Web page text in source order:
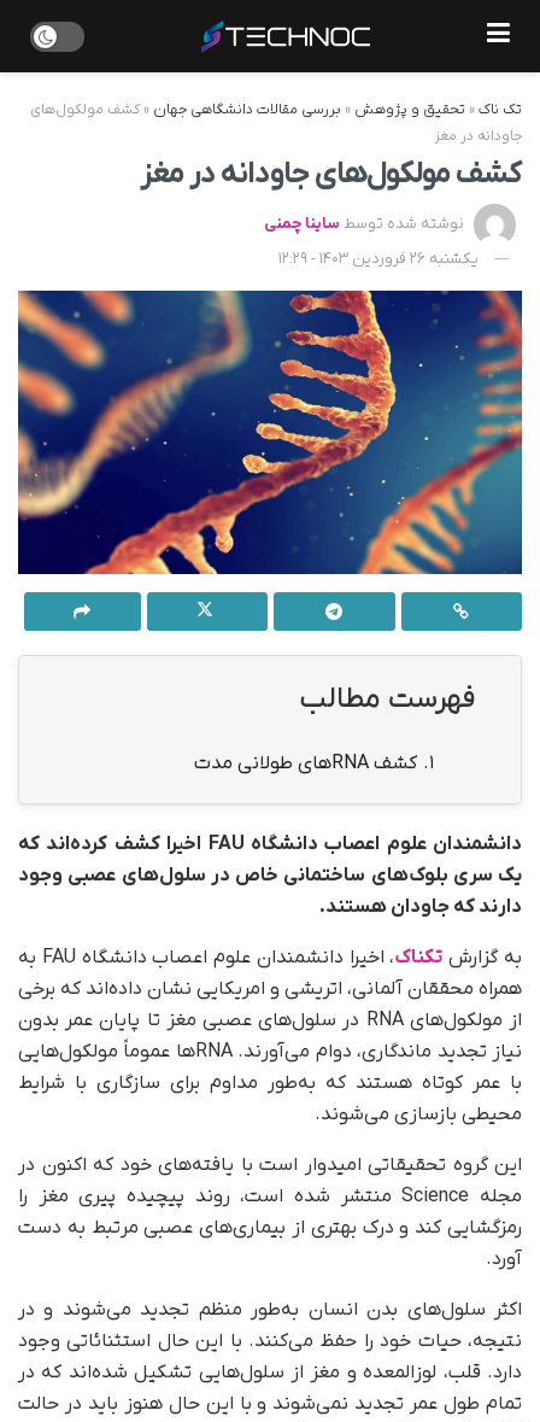
تک ناک» تحقیق و پژوهش » بررسی مقالات دانشگاهی جهان »کشف مولکول‌های
جاودانه در مغز
کشف مولکول‌های جاودانه در مغز
نوشته شده توسط ساینا چمنی
یکشنبه 26 فروردین 1403 - 12:29
فهرست مطالب
1. کشف RNAهای طولانی مدت
دانشمندان علوم اعصاب دانشگاه FAU اخیرا کشف کرده‌اند که
یک سری بلوک‌های ساختمانی خاص در سلول‌های عصبی وجود
دارند که جاودان هستند.
به گزارش تکناک
، اخیرا دانشمندان علوم اعصاب دانشگاه FAU به
همراه محققان آلمانی، اتریشی و امریکایی نشان داده‌اند که برخی
از مولکول‌های RNA در سلول‌های عصبی مغز تا پایان عمر بدون
نیاز تجدید ماندگاری، دوام می‌آورند. RNAها عموماً مولکول‌هایی
با عمر کوتاه هستند که به‌طور مداوم برای سازگاری با شرایط
محیطی بازسازی می‌شوند.
این گروه تحقیقاتی امیدوار است با یافته‌های خود که اکنون در
مجله Science منتشر شده است، روند پیچیده پیری مغز را
رمزگشایی کند و درک بهتری از بیماری‌های عصبی مرتبط به دست
آورد.
اکثر سلول‌های بدن انسان به‌طور منظم تجدید می‌شوند و در
نتیجه، حیات خود را حفظ می‌کنند. با این حال استثنائاتی وجود
دارد. قلب، لوزالمعده و مغز از سلول‌هایی تشکیل شده‌اند که در
تمام طول عمر تجدید نمی‌شوند و با این حال هنوز باید در حالت